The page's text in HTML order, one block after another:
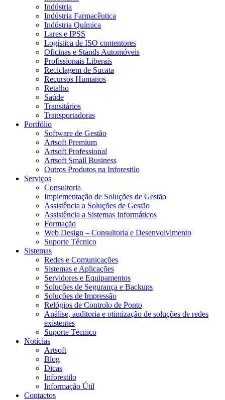
Indústria
Indústria Farmacêutica
Indústria Química
Lares e IPSS
Logística de ISO contentores
Oficinas e Stands Automóveis
Profissionais Liberais
Reciclagem de Sucata
Recursos Humanos
Retalho
Saúde
Transitários
Transportadoras
Portfólio
Software de Gestão
Artsoft Premium
Artsoft Professional
Artsoft Small Business
Outros Produtos na Inforestilo
Serviços
Consultoria
Implementação de Soluções de Gestão
Assistência a Soluções de Gestão
Assistência a Sistemas Informáticos
Formação
Web Design – Consultoria e Desenvolvimento
Suporte Técnico
Sistemas
Redes e Comunicações
Sistemas e Aplicações
Servidores e Equipamentos
Soluções de Segurança e Backups
Soluções de Impressão
Relógios de Controlo de Ponto
Análise, auditoria e otimização de soluções de redes
existentes
Suporte Técnico
Notícias
Artsoft
Blog
Dicas
Inforestilo
Informação Útil
Contactos